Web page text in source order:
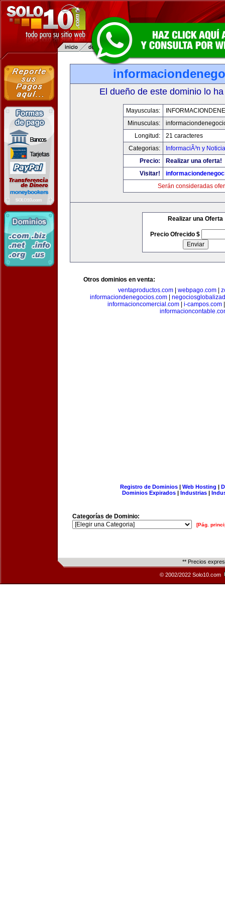
El dueño de este dominio lo
Mayusculas:
Minusculas:
Longitud:
21 caracteres
Categorias:
InformaciÃ³n y
Precio:
Realizar una oferta!
Visitar!
Serán consideradas
Realizar una Oferta
Precio Ofrecido $
Otros dominios en venta:
ventaproductos.com
webpago.com
informaciondenegocios.com|
informacioncomercial.com| i-campos.com
Registro de Dominios| Web Hosting |
Dominios Expirados | Industrias |
Categorías de Dominio:
[Pág.
** Precios
© 2002/2022 Solo10.com